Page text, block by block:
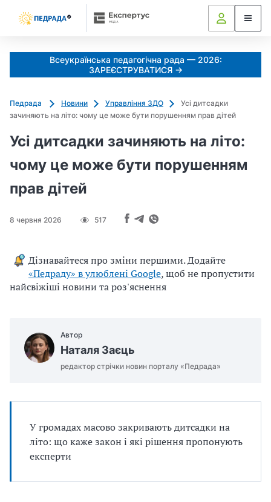
Всеукраїнська педагогічна рада — 2026:
ЗАРЕЄСТРУВАТИСЯ →
Педрада Новини Управління ЗДО
Усі дитсадки
зачиняють на літо: чому це може бути порушенням прав дітей
Усі дитсадки зачиняють на літо:
чому це може бути порушенням
прав дітей
8 червня 2026 517
Дізнавайтеся про зміни першими. Додайте
«Педраду» в улюблені Google, щоб не пропустити
найсвіжіші новини та роз'яснення
Автор
Наталя Заєць
редактор стрічки новин порталу «Педрада»
У громадах масово закривають дитсадки на
літо: що каже закон і які рішення пропонують
експерти